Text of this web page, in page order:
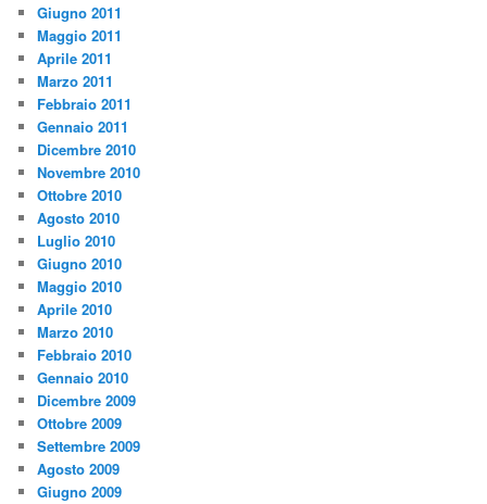
Giugno 2011
Maggio 2011
Aprile 2011
Marzo 2011
Febbraio 2011
Gennaio 2011
Dicembre 2010
Novembre 2010
Ottobre 2010
Agosto 2010
Luglio 2010
Giugno 2010
Maggio 2010
Aprile 2010
Marzo 2010
Febbraio 2010
Gennaio 2010
Dicembre 2009
Ottobre 2009
Settembre 2009
Agosto 2009
Giugno 2009